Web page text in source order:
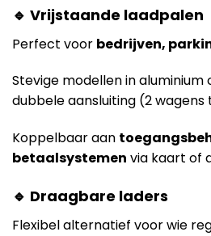
🔹 Vrijstaande laadpalen
Perfect voor bedrijven,
Stevige modellen in aluminium
dubbele aansluiting (2 wagens
Koppelbaar aan
betaalsystemen via kaart of
🔹 Draagbare laders
Flexibel alternatief voor wie